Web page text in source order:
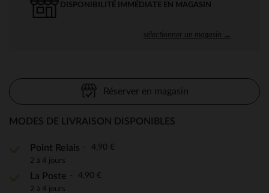
DISPONIBILITÉ IMMÉDIATE EN MAGASIN
sélectionner un magasin →
Réserver en magasin
MODES DE LIVRAISON DISPONIBLES
Point Relais 4,90 €
2 à 4 jours
La Poste 4,90 €
2 à 4 jours